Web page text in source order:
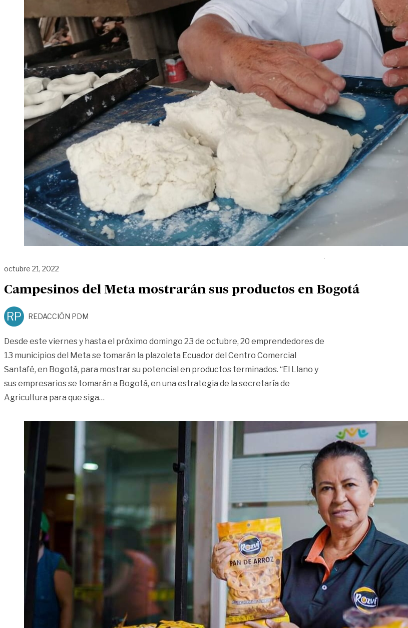
octubre 21, 2022
Campesinos del Meta mostrarán sus productos en Bogotá
RP REDACCIÓN PDM
Desde este viernes y hasta el próximo domingo 23 de octubre, 20 emprendedores de
13 municipios del Meta se tomarán la plazoleta Ecuador del Centro Comercial
Santafé, en Bogotá, para mostrar su potencial en productos terminados. “El Llano y
sus empresarios se tomarán a Bogotá, en una estrategia de la secretaría de
Agricultura para que siga…